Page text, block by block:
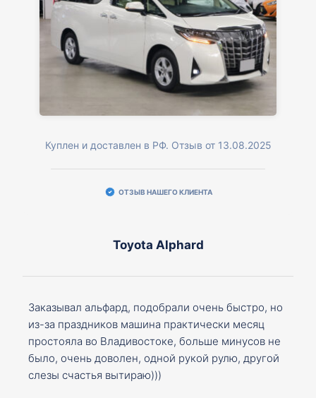
Куплен и доставлен в РФ. Отзыв от 13.08.2025
ОТЗЫВ НАШЕГО КЛИЕНТА
Toyota Alphard
Заказывал альфард, подобрали очень быстро, но
из-за праздников машина практически месяц
простояла во Владивостоке, больше минусов не
было, очень доволен, одной рукой рулю, другой
слезы счастья вытираю)))